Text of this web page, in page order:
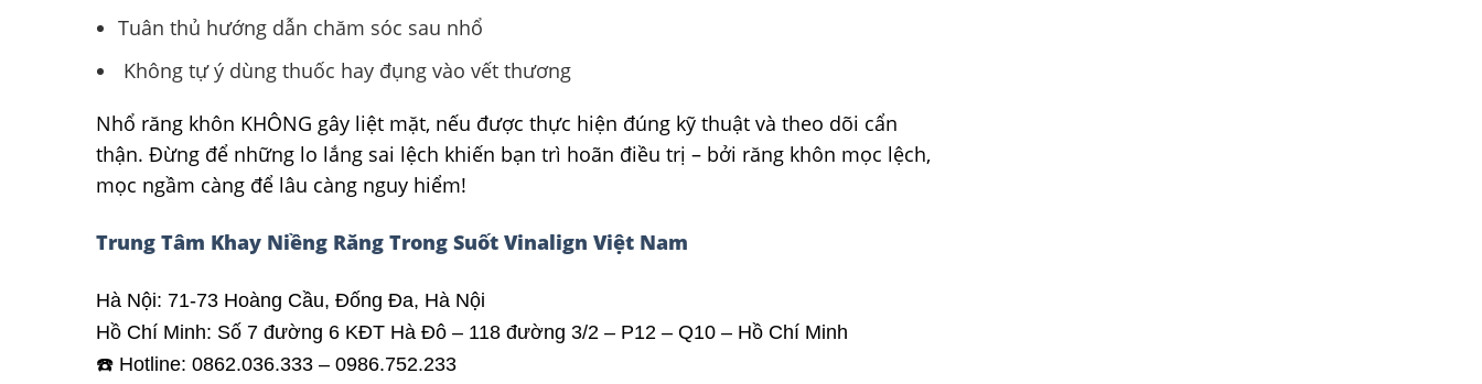
Tuân thủ hướng dẫn chăm sóc sau nhổ
Không tự ý dùng thuốc hay đụng vào vết thương
Nhổ răng khôn KHÔNG gây liệt mặt, nếu được thực hiện đúng kỹ thuật và theo dõi cẩn
thận. Đừng để những lo lắng sai lệch khiến bạn trì hoãn điều trị – bởi răng khôn mọc lệch,
mọc ngầm càng để lâu càng nguy hiểm!
Trung Tâm Khay Niềng Răng Trong Suốt Vinalign Việt Nam
Hà Nội: 71-73 Hoàng Cầu, Đống Đa, Hà Nội
Hồ Chí Minh: Số 7 đường 6 KĐT Hà Đô – 118 đường 3/2 – P12 – Q10 – Hồ Chí Minh
☎️ Hotline: 0862.036.333 – 0986.752.233